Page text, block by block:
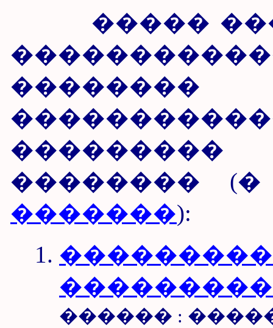
�����
��������
�������):
������ :